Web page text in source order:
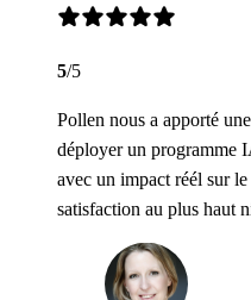
5/5
Pollen nous a apporté
déployer un programme
avec un impact réél sur
satisfaction au plus haut